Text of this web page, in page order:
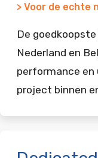
> Voor de echte
De
Nederland en
performance
project binnen